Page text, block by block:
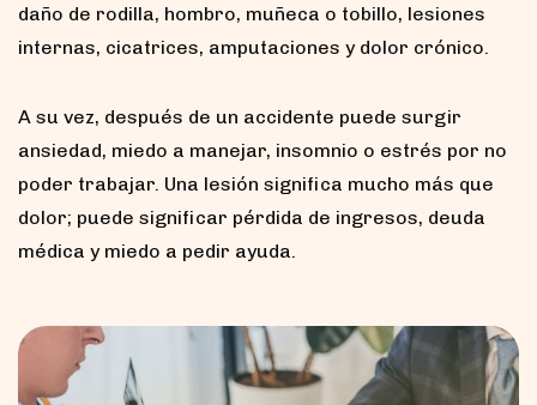
daño de rodilla, hombro, muñeca o tobillo, lesiones
internas, cicatrices, amputaciones y dolor crónico.
A su vez, después de un accidente puede surgir
ansiedad, miedo a manejar, insomnio o estrés por no
poder trabajar. Una lesión significa mucho más que
dolor; puede significar pérdida de ingresos, deuda
médica y miedo a pedir ayuda.